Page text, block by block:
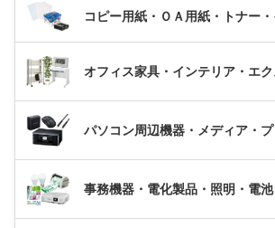
コピー用紙・ＯＡ用紙・トナー・
オフィス家具・インテリア・エ
パソコン周辺機器・メディア・プ
事務機器・電化製品・照明・電池